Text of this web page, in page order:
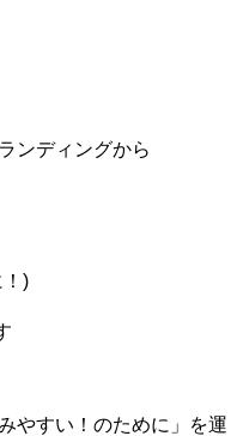
ンディングから
)
やすい！のために」を運